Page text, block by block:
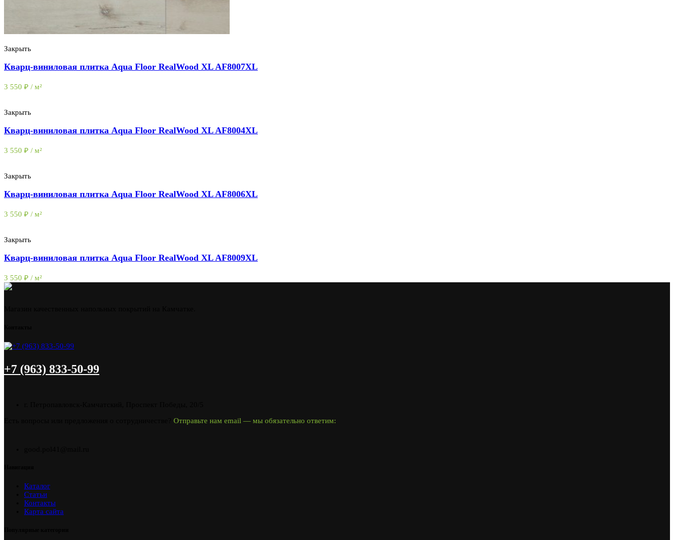
Закрыть
Кварц-виниловая плитка Aqua Floor RealWood XL AF8007XL
3 550 ₽ / м²
Закрыть
Кварц-виниловая плитка Aqua Floor RealWood XL AF8004XL
3 550 ₽ / м²
Закрыть
Кварц-виниловая плитка Aqua Floor RealWood XL AF8006XL
3 550 ₽ / м²
Закрыть
Кварц-виниловая плитка Aqua Floor RealWood XL AF8009XL
3 550 ₽ / м²
+7 (963) 833-50-99
Отправьте нам email — мы обязательно ответим:
Каталог
Статьи
Контакты
Карта сайта